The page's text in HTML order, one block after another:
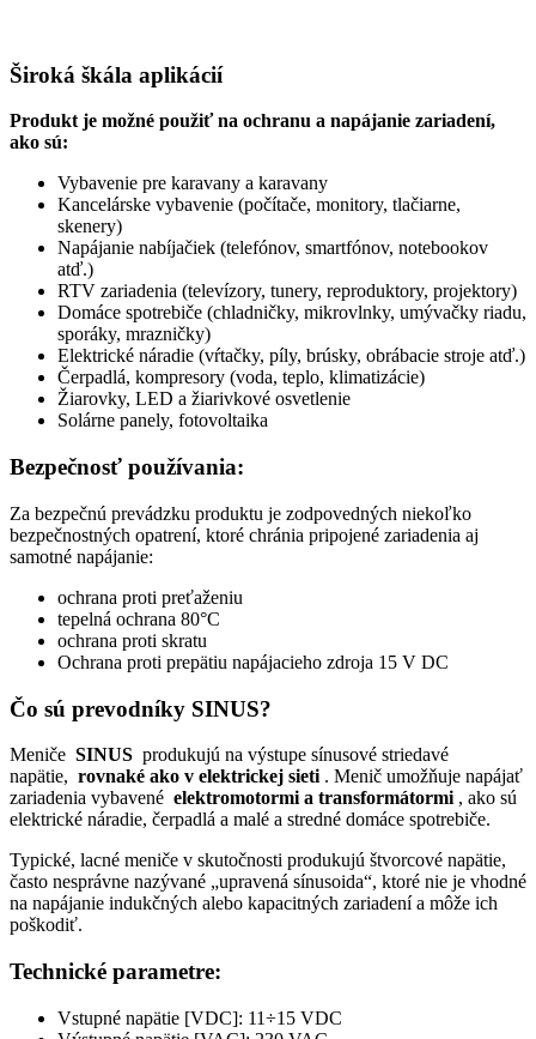
Široká škála aplikácií
Produkt je možné použiť na ochranu a napájanie zariadení,
ako sú:
Vybavenie pre karavany a karavany
Kancelárske vybavenie (počítače, monitory, tlačiarne,
skenery)
Napájanie nabíjačiek (telefónov, smartfónov, notebookov
atď.)
RTV zariadenia (televízory, tunery, reproduktory, projektory)
Domáce spotrebiče (chladničky, mikrovlnky, umývačky riadu,
sporáky, mrazničky)
Elektrické náradie (vŕtačky, píly, brúsky, obrábacie stroje atď.)
Čerpadlá, kompresory (voda, teplo, klimatizácie)
Žiarovky, LED a žiarivkové osvetlenie
Solárne panely, fotovoltaika
Bezpečnosť používania:
Za bezpečnú prevádzku produktu je zodpovedných niekoľko
bezpečnostných opatrení, ktoré chránia pripojené zariadenia aj
samotné napájanie:
ochrana proti preťaženiu
tepelná ochrana 80°C
ochrana proti skratu
Ochrana proti prepätiu napájacieho zdroja 15 V DC
Čo sú prevodníky SINUS?
Meniče SINUS produkujú na výstupe sínusové striedavé
napätie, rovnaké ako v elektrickej sieti . Menič umožňuje napájať
zariadenia vybavené elektromotormi a transformátormi , ako sú
elektrické náradie, čerpadlá a malé a stredné domáce spotrebiče.
Typické, lacné meniče v skutočnosti produkujú štvorcové napätie,
často nesprávne nazývané „upravená sínusoida“, ktoré nie je vhodné
na napájanie indukčných alebo kapacitných zariadení a môže ich
poškodiť.
Technické parametre:
Vstupné napätie [VDC]: 11÷15 VDC